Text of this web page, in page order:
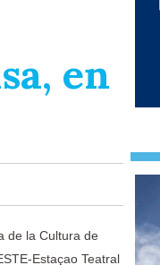
en
de la Cultura de
Estaçao Teatral